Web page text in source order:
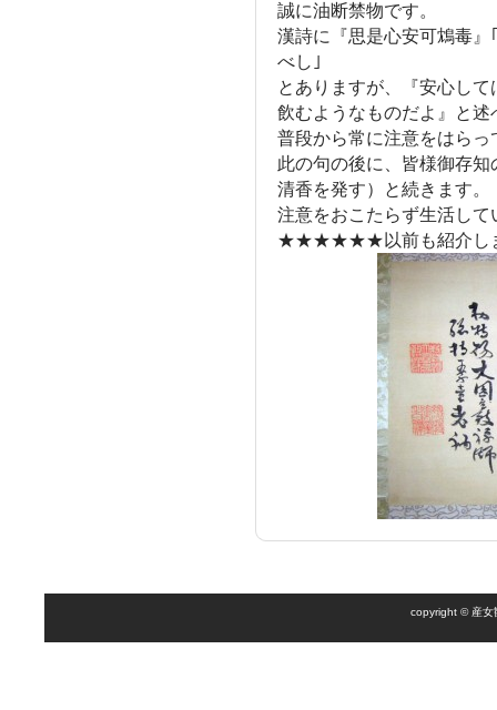
誠に油断禁物です。
漢詩に『思是心安可鴆毒
べし｣
とありますが、『安心し
飲むようなものだよ』と述
普段から常に注意をはら
此の句の後に、皆様御存
清香を発す）と続きます。
注意をおこたらず生活して
★★★★★★以前も紹介しま
copyright © 産女